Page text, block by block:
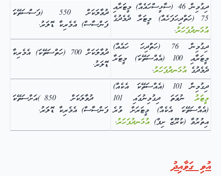
ދިގުމިން 46 (ސާޅީސްހައެއް) މީޓަރާއި
75 (ހަތްދިހަފަހެއް) މީޓަރާ ދެމެދުގެ
އުޅަނދުފަހަރު.
ދުވާލަކަށް 550 (ފަސްސަތޭކަ
ފަންސާސް) އެމެރިކާ ޑޮލަރު.
ދިގުމިން 76 (ހަތްދިހަ ހައެއް)
މީޓަރާއި 100 (އެއްސަތޭކަ) މީޓަރާ
ދެމެދުގެ އުޅަނދުފަހަރު.
ދުވާލަކަށް 700 (ހަތްސަތޭކަ) އެމެރިކާ
ޑޮލަރު.
ދިގުމިން 101 (އެއްސަތޭކަ އެކެއް)
މީޓަރު
ނުވަތަ ދިގުމިނުގައި 101
(އެއްސަތޭކަ އެކެއް) މީޓަރަށް ވުރެ
އިތުރުވާ (ކުރޫޒް ށިޕް) އުޅަނދުފަހަރު.
ދުވާލަކަށް 850 )އަށްސަތޭކަ
ފަންސާސް) އެމެރިކާ ޑޮލަރު.
އުވި ގަވާއިދު